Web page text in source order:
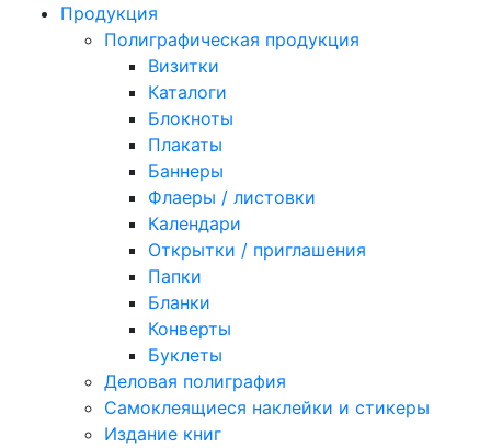
Продукция
Полиграфическая продукция
Визитки
Каталоги
Блокноты
Плакаты
Баннеры
Флаеры / листовки
Календари
Открытки / приглашения
Папки
Бланки
Конверты
Буклеты
Деловая полиграфия
Самоклеящиеся наклейки и стикеры
Издание книг